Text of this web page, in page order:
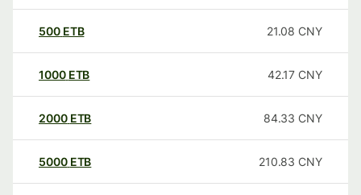
500 ETB 21.08 CNY
1000 ETB 42.17 CNY
2000 ETB 84.33 CNY
5000 ETB 210.83 CNY